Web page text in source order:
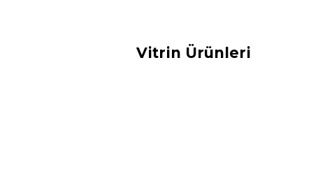
Vitrin Ürünleri